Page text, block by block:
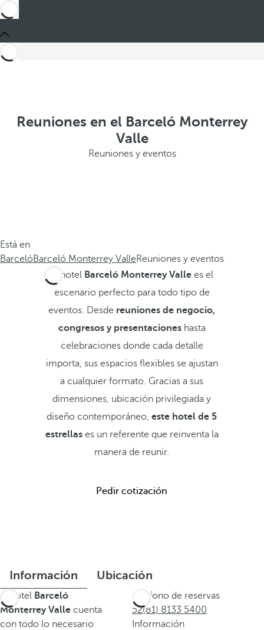
Reuniones en el Barceló Monterrey
Valle
Reuniones y eventos
Está en
BarcelóBarceló Monterrey ValleReuniones y eventos
El hotel Barceló Monterrey Valle es el
escenario perfecto para todo tipo de
eventos. Desde reuniones de negocio,
congresos y presentacioneshasta
celebraciones donde cada detalle
importa, sus espacios flexibles se ajustan
a cualquier formato. Gracias a sus
dimensiones, ubicación privilegiada y
diseño contemporáneo,este hotel de 5
estrellases un referente que reinventa la
manera de reunir.
Pedir cotización
Información Ubicación
El hotel Barceló
Monterrey Valle cuenta
con todo lo necesario
Teléfono de reservas
52(81) 8133 5400
Información